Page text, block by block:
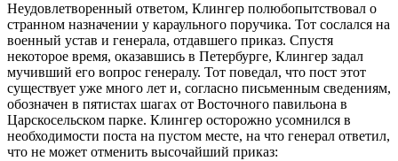
Неудовлетворенный ответом, Клингер полюбопытствовал о
странном назначении у караульного поручика. Тот сослался на
военный устав и генерала, отдавшего приказ. Спустя
некоторое время, оказавшись в Петербурге, Клингер задал
мучивший его вопрос генералу. Тот поведал, что пост этот
существует уже много лет и, согласно письменным сведениям,
обозначен в пятистах шагах от Восточного павильона в
Царскосельском парке. Клингер осторожно усомнился в
необходимости поста на пустом месте, на что генерал ответил,
что не может отменить высочайший приказ: